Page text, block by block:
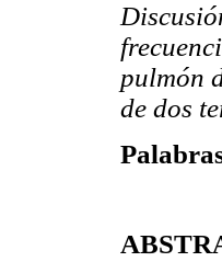
pulmón
de dos